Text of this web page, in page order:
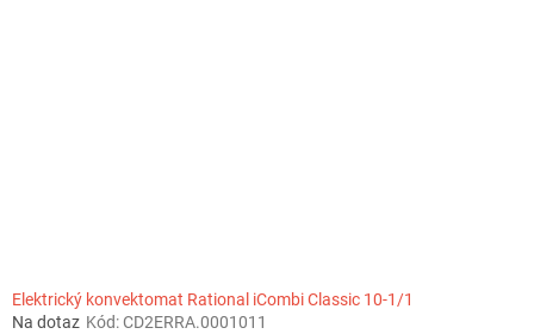
Elektrický konvektomat Rational iCombi Classic 10-1/1
Na dotaz Kód:CD2ERRA.0001011